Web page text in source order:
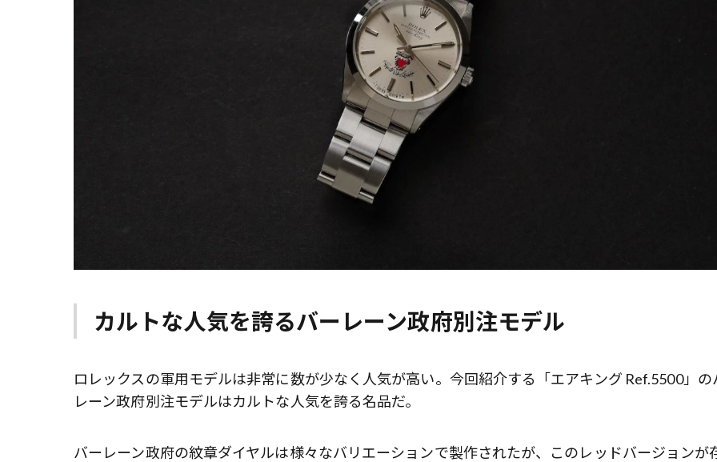
カルトな人気を誇るバーレーン政府別注モデル
ロレックスの軍用モデルは非常に数が少なく人気が高い。今回紹介する「エアキング Ref.5500」の
レーン政府別注モデルはカルトな人気を誇る名品だ。
バーレーン政府の紋章ダイヤルは様々なバリエーションで製作されたが、このレッドバージョンが